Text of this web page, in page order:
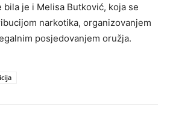
bila je i Melisa Butković, koja se
narkotika, organizovanjem
posjedovanjem oružja.